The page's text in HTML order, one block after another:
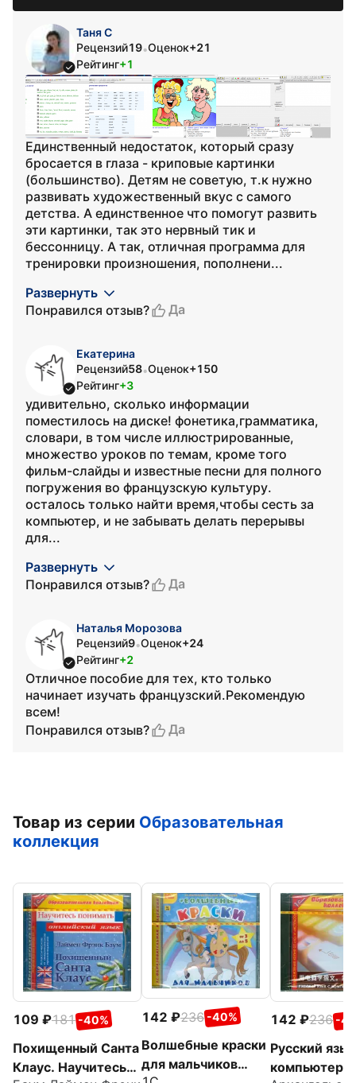
Таня С
Рецензий19•Оценок+21
Рейтинг+1
Единственный недостаток, который сразу
бросается в глаза - криповые картинки
(большинство). Детям не советую, т.к нужно
развивать художественный вкус с самого
детства. А единственное что помогут развить
эти картинки, так это нервный тик и
бессонницу. А так, отличная программа для
тренировки произношения, пополнени...
Развернуть
Понравился отзыв?
Да
Екатерина
Рецензий58•Оценок+150
Рейтинг+3
удивительно, сколько информации
поместилось на диске! фонетика,грамматика,
словари, в том числе иллюстрированные,
множество уроков по темам, кроме того
фильм-слайды и известные песни для полного
погружения во французскую культуру.
осталось только найти время,чтобы сесть за
компьютер, и не забывать делать перерывы
для...
Развернуть
Понравился отзыв?
Да
Наталья Морозова
Рецензий9•Оценок+24
Рейтинг+2
Отличное пособие для тех, кто только
начинает изучать французский.Рекомендую
всем!
Понравился отзыв?
Да
Товар из серии Образовательная
коллекция
109 181 -40%
Похищенный Санта
Клаус. Научитесь
142 236 -40%
Волшебные краски
для мальчиков
142 236 -
Русский